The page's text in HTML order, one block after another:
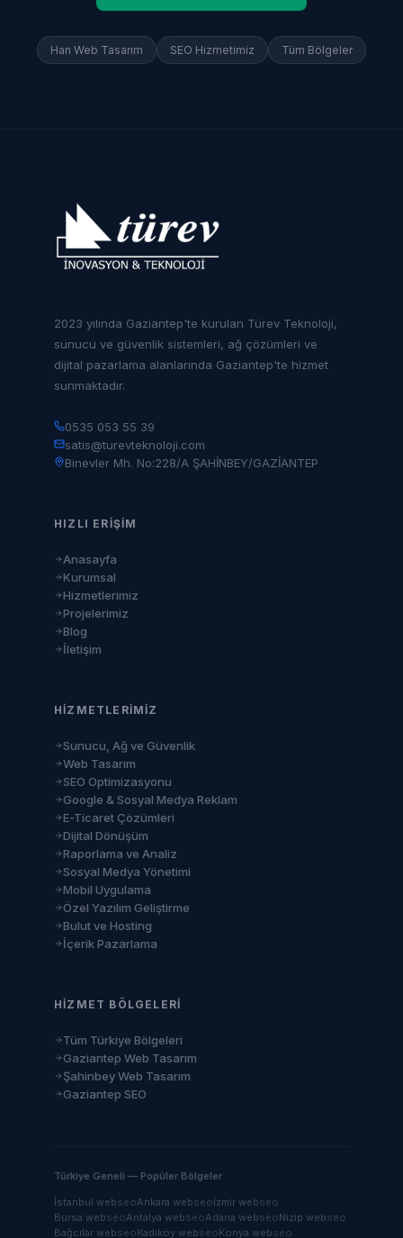
Han Web Tasarım SEO Hizmetimiz Tüm Bölgeler
2023 yılında Gaziantep'te kurulan Türev Teknoloji,
sunucu ve güvenlik sistemleri, ağ çözümleri ve
dijital pazarlama alanlarında Gaziantep'te hizmet
sunmaktadır.
0535 053 55 39
satis@turevteknoloji.com
Binevler Mh. No:228/A ŞAHİNBEY/GAZİANTEP
HIZLI ERIŞIM
Anasayfa
Kurumsal
Hizmetlerimiz
Projelerimiz
Blog
İletişim
HIZMETLERIMIZ
Sunucu, Ağ ve Güvenlik
Web Tasarım
SEO Optimizasyonu
Google & Sosyal Medya Reklam
E-Ticaret Çözümleri
Dijital Dönüşüm
Raporlama ve Analiz
Sosyal Medya Yönetimi
Mobil Uygulama
Özel Yazılım Geliştirme
Bulut ve Hosting
İçerik Pazarlama
HIZMET BÖLGELERI
Tüm Türkiye Bölgeleri
Gaziantep Web Tasarım
Şahinbey Web Tasarım
Gaziantep SEO
Türkiye Geneli — Popüler Bölgeler
İstanbul webseoAnkara webseoİzmir webseo
Bursa webseoAntalya webseoAdana webseoNizip webseo
Bağcılar webseoKadıköy webseoKonya webseo